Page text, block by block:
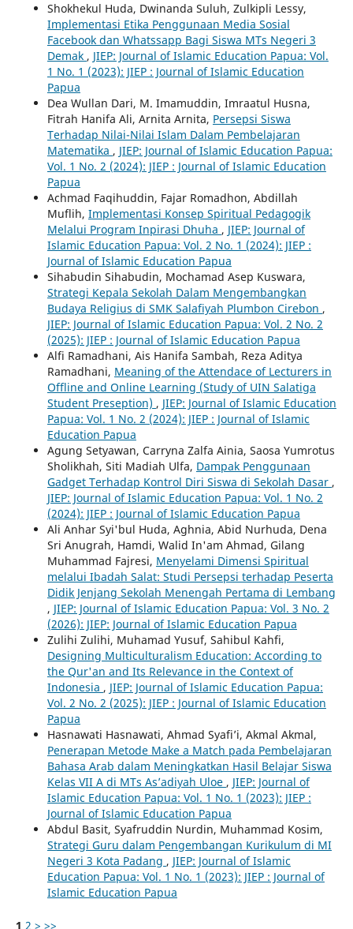
Shokhekul Huda, Dwinanda Suluh, Zulkipli Lessy,
Implementasi Etika Penggunaan Media Sosial
Facebook dan Whatssapp Bagi Siswa MTs Negeri 3
Demak , JIEP: Journal of Islamic Education Papua: Vol.
1 No. 1 (2023): JIEP : Journal of Islamic Education
Papua
Dea Wullan Dari, M. Imamuddin, Imraatul Husna,
Fitrah Hanifa Ali, Arnita Arnita, Persepsi Siswa
Terhadap Nilai-Nilai Islam Dalam Pembelajaran
Matematika , JIEP: Journal of Islamic Education Papua:
Vol. 1 No. 2 (2024): JIEP : Journal of Islamic Education
Papua
Achmad Faqihuddin, Fajar Romadhon, Abdillah
Muflih, Implementasi Konsep Spiritual Pedagogik
Melalui Program Inpirasi Dhuha , JIEP: Journal of
Islamic Education Papua: Vol. 2 No. 1 (2024): JIEP :
Journal of Islamic Education Papua
Sihabudin Sihabudin, Mochamad Asep Kuswara,
Strategi Kepala Sekolah Dalam Mengembangkan
Budaya Religius di SMK Salafiyah Plumbon Cirebon ,
JIEP: Journal of Islamic Education Papua: Vol. 2 No. 2
(2025): JIEP : Journal of Islamic Education Papua
Alfi Ramadhani, Ais Hanifa Sambah, Reza Aditya
Ramadhani, Meaning of the Attendace of Lecturers in
Offline and Online Learning (Study of UIN Salatiga
Student Preseption) , JIEP: Journal of Islamic Education
Papua: Vol. 1 No. 2 (2024): JIEP : Journal of Islamic
Education Papua
Agung Setyawan, Carryna Zalfa Ainia, Saosa Yumrotus
Sholikhah, Siti Madiah Ulfa, Dampak Penggunaan
Gadget Terhadap Kontrol Diri Siswa di Sekolah Dasar ,
JIEP: Journal of Islamic Education Papua: Vol. 1 No. 2
(2024): JIEP : Journal of Islamic Education Papua
Ali Anhar Syi'bul Huda, Aghnia, Abid Nurhuda, Dena
Sri Anugrah, Hamdi, Walid In'am Ahmad, Gilang
Muhammad Fajresi, Menyelami Dimensi Spiritual
melalui Ibadah Salat: Studi Persepsi terhadap Peserta
Didik Jenjang Sekolah Menengah Pertama di Lembang
, JIEP: Journal of Islamic Education Papua: Vol. 3 No. 2
(2026): JIEP: Journal of Islamic Education Papua
Zulihi Zulihi, Muhamad Yusuf, Sahibul Kahfi,
Designing Multiculturalism Education: According to
the Qur'an and Its Relevance in the Context of
Indonesia , JIEP: Journal of Islamic Education Papua:
Vol. 2 No. 2 (2025): JIEP : Journal of Islamic Education
Papua
Hasnawati Hasnawati, Ahmad Syafi’i, Akmal Akmal,
Penerapan Metode Make a Match pada Pembelajaran
Bahasa Arab dalam Meningkatkan Hasil Belajar Siswa
Kelas VII A di MTs As’adiyah Uloe , JIEP: Journal of
Islamic Education Papua: Vol. 1 No. 1 (2023): JIEP :
Journal of Islamic Education Papua
Abdul Basit, Syafruddin Nurdin, Muhammad Kosim,
Strategi Guru dalam Pengembangan Kurikulum di MI
Negeri 3 Kota Padang , JIEP: Journal of Islamic
Education Papua: Vol. 1 No. 1 (2023): JIEP : Journal of
Islamic Education Papua
1 2 > >>